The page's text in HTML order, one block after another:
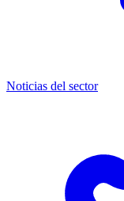
Noticias del sector